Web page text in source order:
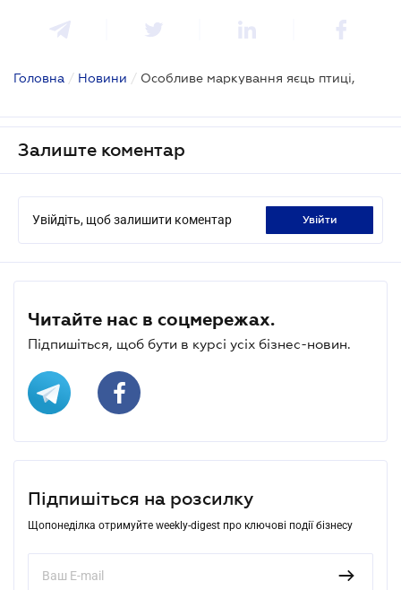
Головна / Новини / Особливе маркування яєць птиці,
Залиште коментар
Увійдіть, щоб залишити коментар увійти
Читайте нас в соцмережах.
Підпишіться, щоб бути в курсі усіх бізнес-новин.
Підпишіться на розсилку
Щопонеділка отримуйте weekly-digest про ключові події бізнесу